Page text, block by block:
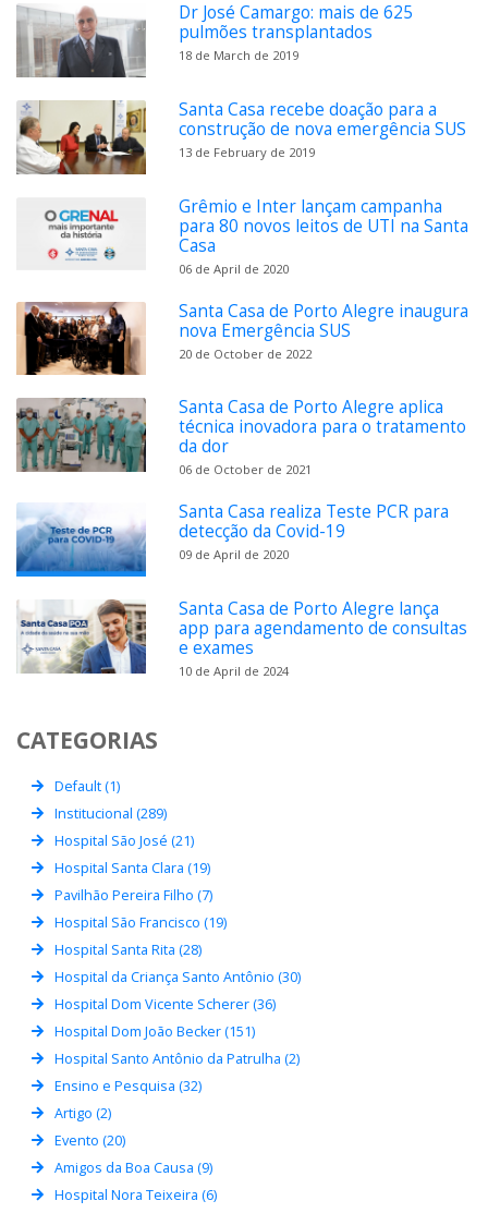
Dr José Camargo: mais de 625
pulmões transplantados
18 de March de 2019
Santa Casa recebe doação para a
construção de nova emergência SUS
13 de February de 2019
Grêmio e Inter lançam campanha
para 80 novos leitos de UTI na Santa
Casa
06 de April de 2020
Santa Casa de Porto Alegre inaugura
nova Emergência SUS
20 de October de 2022
Santa Casa de Porto Alegre aplica
técnica inovadora para o tratamento
da dor
06 de October de 2021
Santa Casa realiza Teste PCR para
detecção da Covid-19
09 de April de 2020
Santa Casa de Porto Alegre lança
app para agendamento de consultas
e exames
10 de April de 2024
CATEGORIAS
Default (1)
Institucional (289)
Hospital São José (21)
Hospital Santa Clara (19)
Pavilhão Pereira Filho (7)
Hospital São Francisco (19)
Hospital Santa Rita (28)
Hospital da Criança Santo Antônio (30)
Hospital Dom Vicente Scherer (36)
Hospital Dom João Becker (151)
Hospital Santo Antônio da Patrulha (2)
Ensino e Pesquisa (32)
Artigo (2)
Evento (20)
Amigos da Boa Causa (9)
Hospital Nora Teixeira (6)